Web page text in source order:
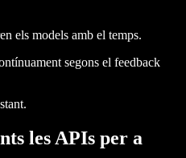
els models amb el temps.
segons el feedback
les APIs per a